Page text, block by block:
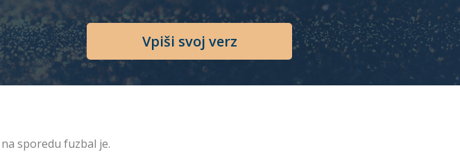
Vpiši svoj verz
sporedu fuzbal je.